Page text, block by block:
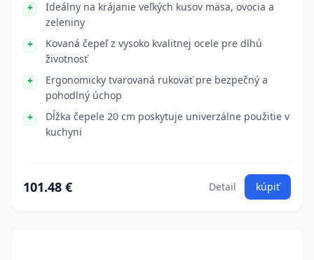
Ideálny na krájanie veľkých kusov mäsa, ovocia a
zeleniny
Kovaná čepeľ z vysoko kvalitnej ocele pre dlhú
životnosť
Ergonomicky tvarovaná rukoväť pre bezpečný a
pohodlný úchop
Dĺžka čepele 20 cm poskytuje univerzálne použitie v
kuchyni
101.48 € Detail kúpiť